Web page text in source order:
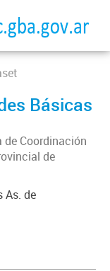
Básicas
Coordinación
de
As. de